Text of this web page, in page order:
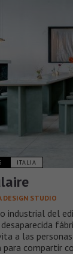
ITALIA
DESIGN STUDIO
industrial del
a las
para compartir